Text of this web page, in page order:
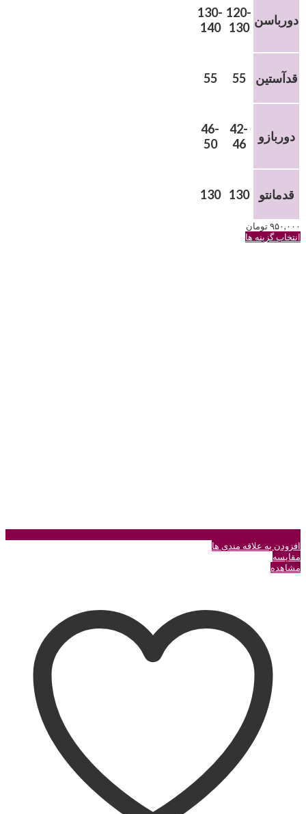
130-
140
120-
130 دورباسن
55 55 قدآستین
46-
50
42-
46
دوربازو
130 130 قدمانتو
۹۵۰,۰۰۰تومان
انتخاب گزینه ها
افزودن به علاقه مندی ها
مقایسه
مشاهده